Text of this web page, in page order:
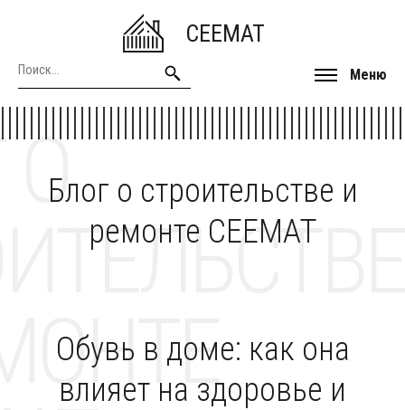
CEEMAT
Меню
Блог о строительстве и
ремонте CEEMAT
О
Обувь в доме: как она
влияет на здоровье и